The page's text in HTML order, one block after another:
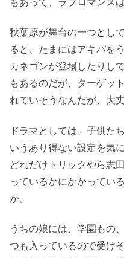
秋葉原が舞台の一つとし
ると、たまにはアキバを
カネゴンが登場したりし
もあるのだが、ターゲッ
れていそうなんだが、大
ドラマとしては、子供た
いうあり得ない設定を気
どれだけトリックやら志
っているかにかかってい
か。
うちの娘には、学園もの
つも入っているので受け